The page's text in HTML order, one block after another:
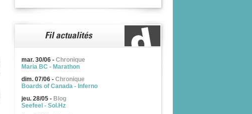
mar. 30/06 - Chronique
Maria BC - Marathon
dim. 07/06 - Chronique
Boards of Canada - Inferno
jeu. 28/05 - Blog
Seefeel - Sol.Hz